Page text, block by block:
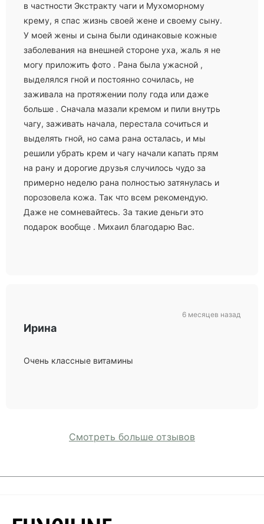
в частности Экстракту чаги и Мухоморному
крему, я спас жизнь своей жене и своему сыну.
У моей жены и сына были одинаковые кожные
заболевания на внешней стороне уха, жаль я не
могу приложить фото . Рана была ужасной ,
выделялся гной и постоянно сочилась, не
заживала на протяжении полу года или даже
больше . Сначала мазали кремом и пили внутрь
чагу, заживать начала, перестала сочиться и
выделять гной, но сама рана осталась, и мы
решили убрать крем и чагу начали капать прям
на рану и дорогие друзья случилось чудо за
примерно неделю рана полностью затянулась и
порозовела кожа. Так что всем рекомендую.
Даже не сомневайтесь. За такие деньги это
подарок вообще . Михаил благодарю Вас.
Ирина
Очень классные витамины
6 месяцев назад
Смотреть больше отзывов